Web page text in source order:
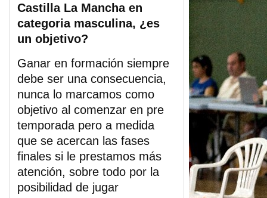
Castilla La Mancha en
categoria masculina, ¿es
un objetivo?
Ganar en formación siempre
debe ser una consecuencia,
nunca lo marcamos como
objetivo al comenzar en pre
temporada pero a medida
que se acercan las fases
finales si le prestamos más
atención, sobre todo por la
posibilidad de jugar